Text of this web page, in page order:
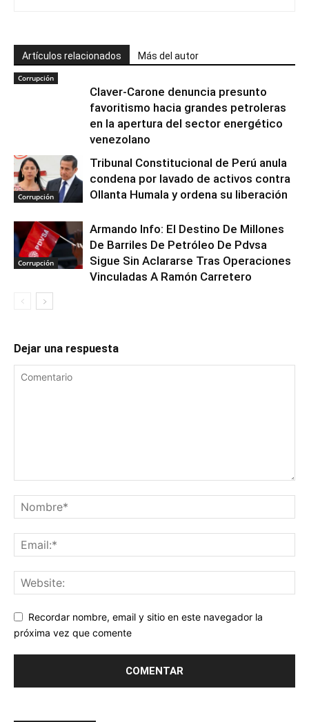
Artículos relacionados Más del autor
Corrupción
Claver-Carone denuncia presunto
favoritismo hacia grandes petroleras
en la apertura del sector energético
venezolano
Corrupción
Tribunal Constitucional de Perú anula
condena por lavado de activos contra
Ollanta Humala y ordena su liberación
Corrupción
Armando Info: El Destino De Millones
De Barriles De Petróleo De Pdvsa
Sigue Sin Aclararse Tras Operaciones
Vinculadas A Ramón Carretero
Dejar una respuesta
Recordar nombre, email y sitio en este navegador la
próxima vez que comente